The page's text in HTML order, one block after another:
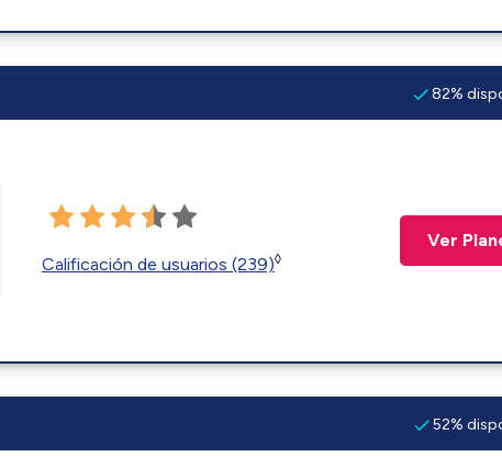
82%
Calificación de usuarios (239)◊
Ver
52%